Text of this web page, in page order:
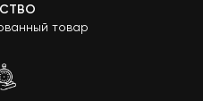
товар